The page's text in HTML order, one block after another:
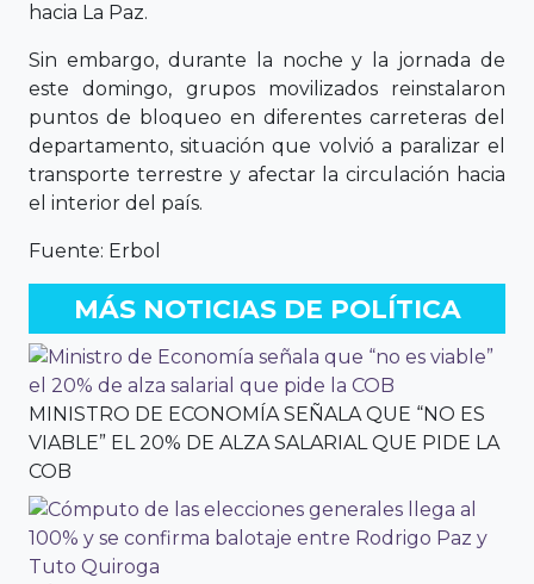
hacia La Paz.
Sin embargo, durante la noche y la jornada de
este domingo, grupos movilizados reinstalaron
puntos de bloqueo en diferentes carreteras del
departamento, situación que volvió a paralizar el
transporte terrestre y afectar la circulación hacia
el interior del país.
Fuente: Erbol
MÁS NOTICIAS DE POLÍTICA
MINISTRO DE ECONOMÍA SEÑALA QUE “NO ES
VIABLE” EL 20% DE ALZA SALARIAL QUE PIDE LA
COB